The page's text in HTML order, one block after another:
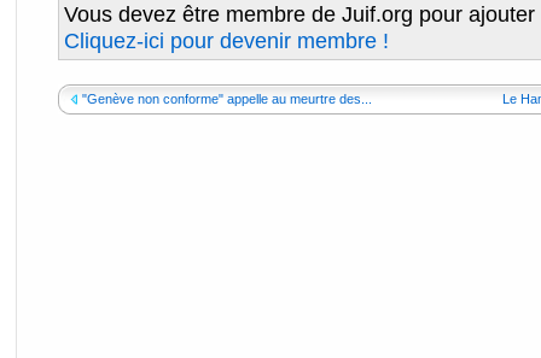
Vous devez être membre de Juif.org pour
Cliquez-ici pour devenir membre !
"Genève non conforme" appelle au meurtre des... Le